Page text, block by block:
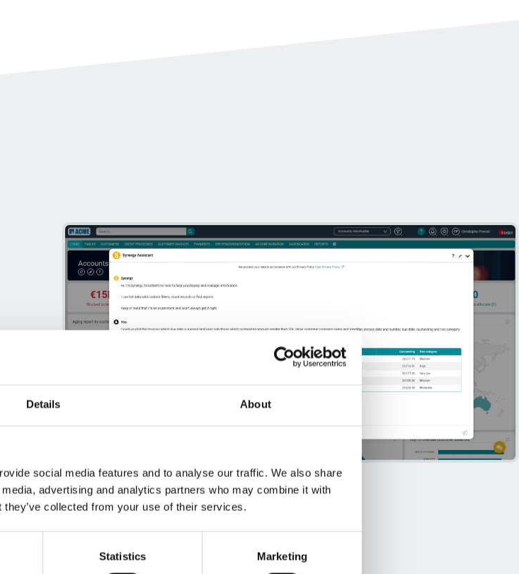
Details About
social media features and to analyse our traffic. We also share
advertising and analytics partners who may combine it with
collected from your use of their services.
Statistics Marketing